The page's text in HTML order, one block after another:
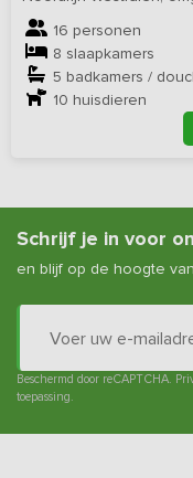
16 personen
8 slaapkamers
5 badkamers /
10 huisdieren
Schrijf je in voor
en blijf op de hoogte
Beschermd door reCAPTCHA.
toepassing.